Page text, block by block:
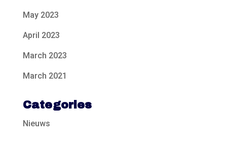
May 2023
April 2023
March 2023
March 2021
Categories
Nieuws